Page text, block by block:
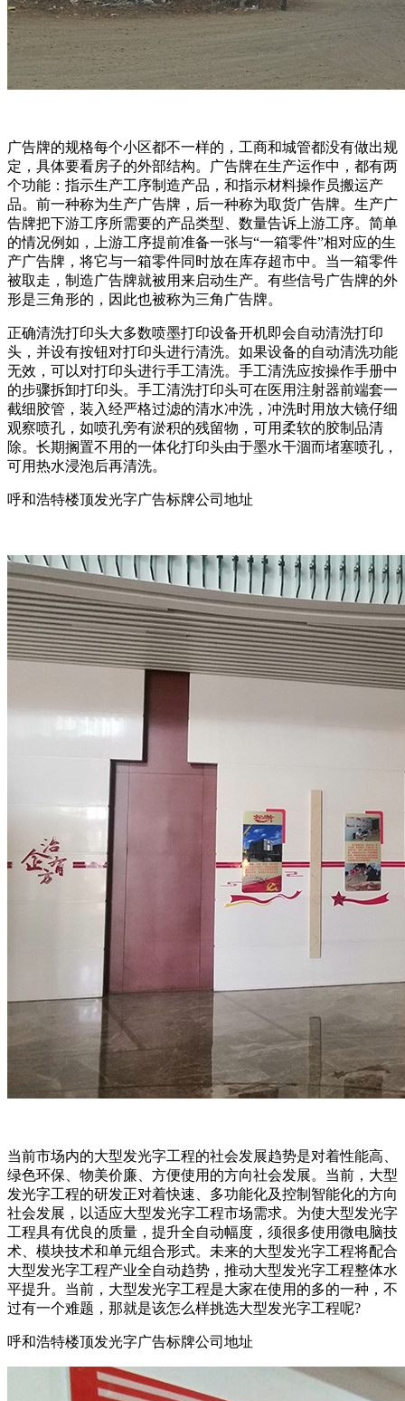
广告牌的规格每个小区都不一样的，工商和城管都没有做出规
定，具体要看房子的外部结构。广告牌在生产运作中，都有两
个功能：指示生产工序制造产品，和指示材料操作员搬运产
品。前一种称为生产广告牌，后一种称为取货广告牌。生产广
告牌把下游工序所需要的产品类型、数量告诉上游工序。简单
的情况例如，上游工序提前准备一张与“一箱零件”相对应的生
产广告牌，将它与一箱零件同时放在库存超市中。当一箱零件
被取走，制造广告牌就被用来启动生产。有些信号广告牌的外
形是三角形的，因此也被称为三角广告牌。
正确清洗打印头大多数喷墨打印设备开机即会自动清洗打印
头，并设有按钮对打印头进行清洗。如果设备的自动清洗功能
无效，可以对打印头进行手工清洗。手工清洗应按操作手册中
的步骤拆卸打印头。手工清洗打印头可在医用注射器前端套一
截细胶管，装入经严格过滤的清水冲洗，冲洗时用放大镜仔细
观察喷孔，如喷孔旁有淤积的残留物，可用柔软的胶制品清
除。长期搁置不用的一体化打印头由于墨水干涸而堵塞喷孔，
可用热水浸泡后再清洗。
呼和浩特楼顶发光字广告标牌公司地址
当前市场内的大型发光字工程的社会发展趋势是对着性能高、
绿色环保、物美价廉、方便使用的方向社会发展。当前，大型
发光字工程的研发正对着快速、多功能化及控制智能化的方向
社会发展，以适应大型发光字工程市场需求。为使大型发光字
工程具有优良的质量，提升全自动幅度，须很多使用微电脑技
术、模块技术和单元组合形式。未来的大型发光字工程将配合
大型发光字工程产业全自动趋势，推动大型发光字工程整体水
平提升。当前，大型发光字工程是大家在使用的多的一种，不
过有一个难题，那就是该怎么样挑选大型发光字工程呢?
呼和浩特楼顶发光字广告标牌公司地址